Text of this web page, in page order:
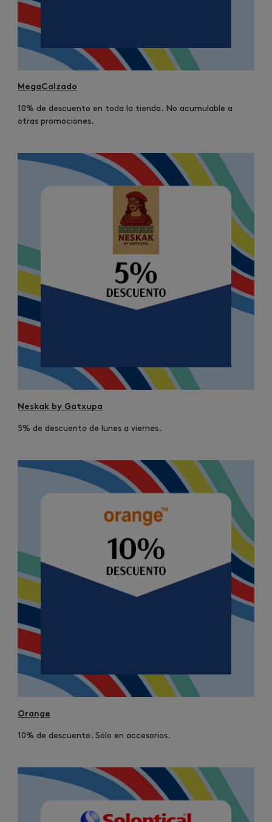
MegaCalzado
10% de descuento en toda la tienda. No acumulable a
otras promociones.
Image
Neskak by Gatxupa
5% de descuento de lunes a viernes.
Image
Orange
10% de descuento. Sólo en accesorios.
Image